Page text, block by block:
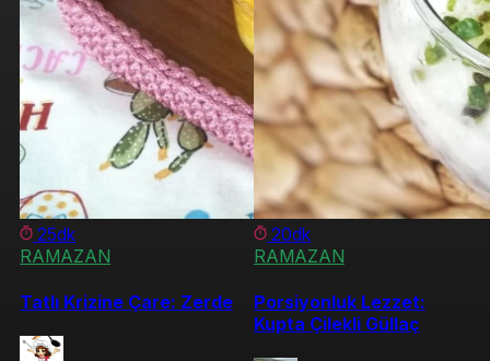
25dk
RAMAZAN
Tatlı Krizine Çare: Zerde
20dk
RAMAZAN
Porsiyonluk Lezzet:
Kupta Çilekli Güllaç